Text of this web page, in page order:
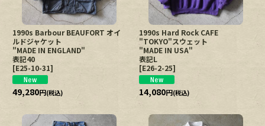
1990s Barbour BEAUFORT オイ
ルドジャケット
"MADE IN ENGLAND"
表記40
[E25-10-31]
49,280円(税込)
1990s Hard Rock CAFE
"TOKYO"スウェット
"MADE IN USA"
表記L
[E26-2-25]
14,080円(税込)